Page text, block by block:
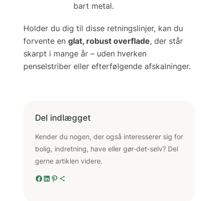
bart metal.
Holder du dig til disse retningslinjer, kan du
forvente en glat, robust overflade, der står
skarpt i mange år – uden hverken
penselstriber eller efterfølgende afskalninger.
Del indlægget
Kender du nogen, der også interesserer sig for
bolig, indretning, have eller gør-det-selv? Del
gerne artiklen videre.
Facebook
LinkedIn
Pinterest
Delingsikon